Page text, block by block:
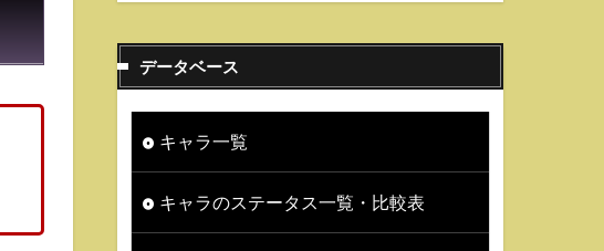
データベース
キャラ一覧
キャラのステータス一覧・比較表